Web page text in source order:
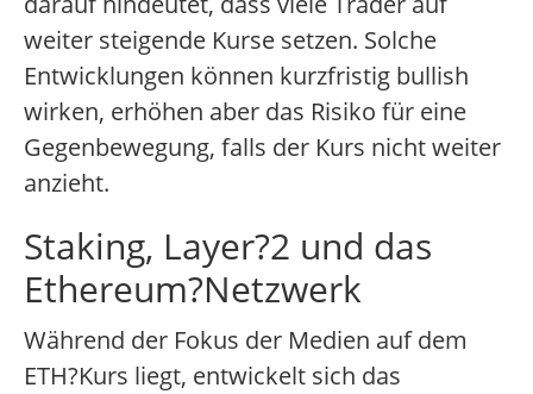
weiter steigende Kurse setzen. Solche
Entwicklungen können kurzfristig bullish
wirken, erhöhen aber das Risiko für eine
Gegenbewegung, falls der Kurs nicht weiter
anzieht.
Staking, Layer?2 und das
Ethereum?Netzwerk
Während der Fokus der Medien auf dem
ETH?Kurs liegt, entwickelt sich das